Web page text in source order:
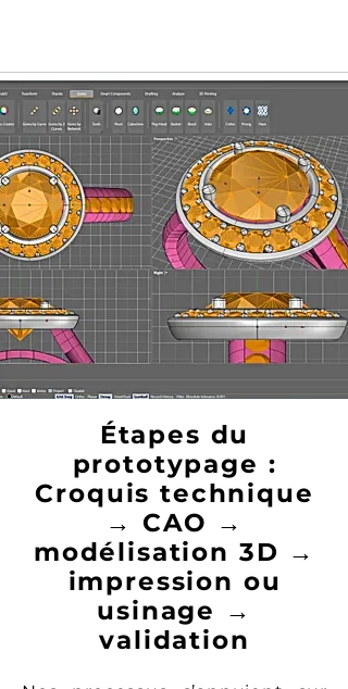
Étapes du
prototypage :
Croquis technique
→ CAO →
modélisation 3D →
impression ou
usinage →
validation